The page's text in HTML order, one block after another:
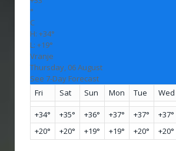
°
C
H: +34°
L: +19°
Vranje
Thursday, 06 August
See 7-Day Forecast
Fri
Sat Sun Mon Tue Wed
+34° +35° +36° +37° +37° +37°
+20° +20° +19° +19° +20° +20°